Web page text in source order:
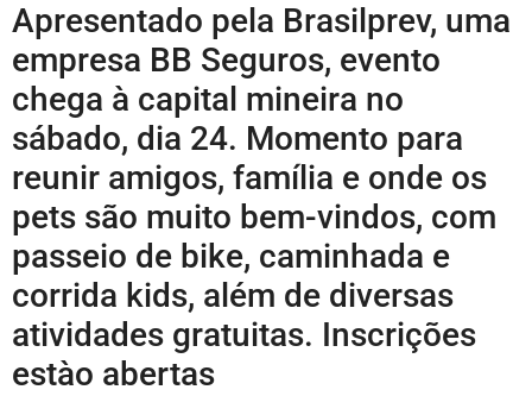
Apresentado pela Brasilprev, uma
empresa BB Seguros, evento
chega à capital mineira no
sábado, dia 24. Momento para
reunir amigos, família e onde os
pets são muito bem-vindos, com
passeio de bike, caminhada e
corrida kids, além de diversas
atividades gratuitas. Inscrições
estào abertas